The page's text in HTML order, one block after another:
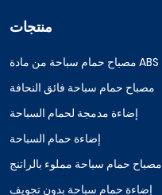
منتجات
مصباح حمام سباحة من مادة ABS
مصباح حمام سباحة فائق النحافة
إضاءة مدمجة لحمام السباحة
إضاءة حمام السباحة
مصباح حمام سباحة مملوء بالراتنج
إضاءة حمام سباحة بدون تجويف